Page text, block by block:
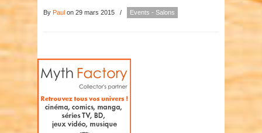
By Paul on 29 mars 2015 / Events - Salons